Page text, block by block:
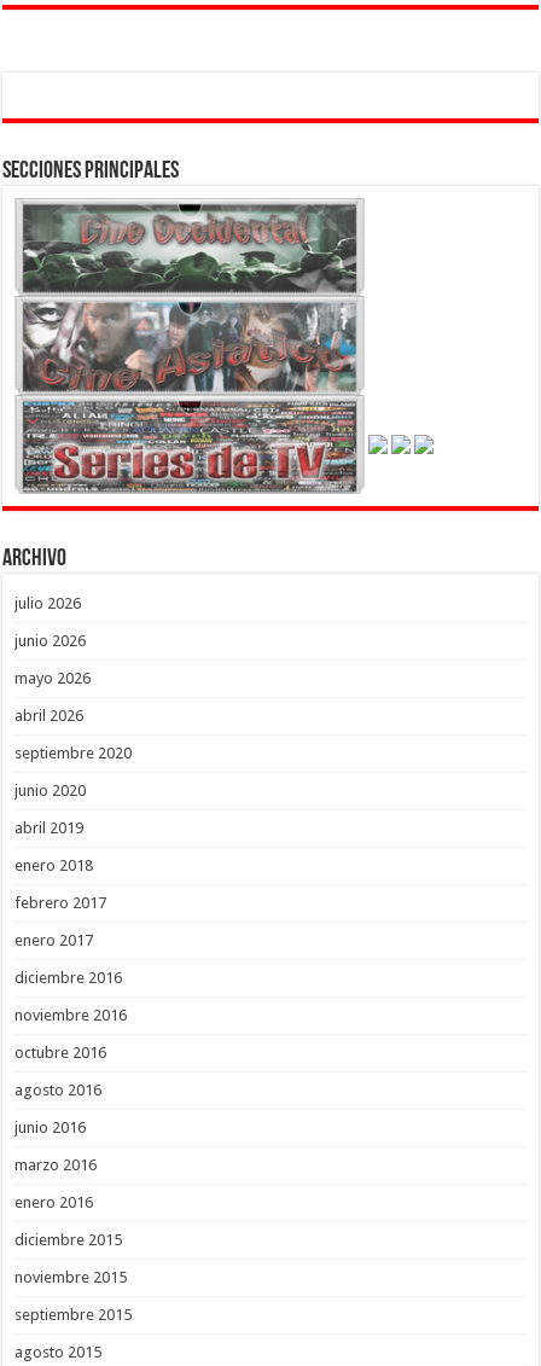
Secciones Principales
Archivo
julio 2026
junio 2026
mayo 2026
abril 2026
septiembre 2020
junio 2020
abril 2019
enero 2018
febrero 2017
enero 2017
diciembre 2016
noviembre 2016
octubre 2016
agosto 2016
junio 2016
marzo 2016
enero 2016
diciembre 2015
noviembre 2015
septiembre 2015
agosto 2015